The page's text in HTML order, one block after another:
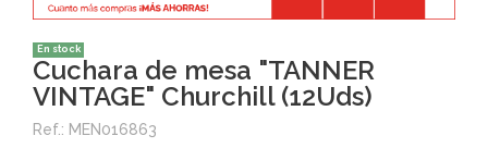
En stock
Cuchara de mesa "TANNER
VINTAGE" Churchill (12Uds)
Ref.: MEN016863